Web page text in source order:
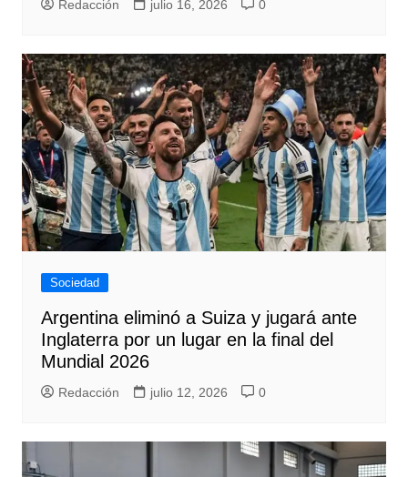
Redacción julio 16, 2026 0
Sociedad
Argentina eliminó a Suiza y jugará ante
Inglaterra por un lugar en la final del
Mundial 2026
Redacción julio 12, 2026 0